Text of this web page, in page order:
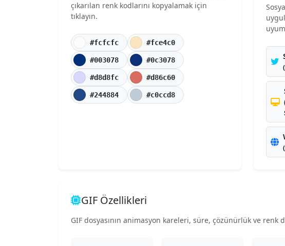
çıkarılan renk kodlarını kopyalamak için
tıklayın.
#fcfcfc #fce4c0
#003078 #0c3078
#d8d8fc #d86c60
#244884 #c0ccd8
GIF Özellikleri
GIF dosyasının animasyon kareleri, süre, çözünürlük ve renk